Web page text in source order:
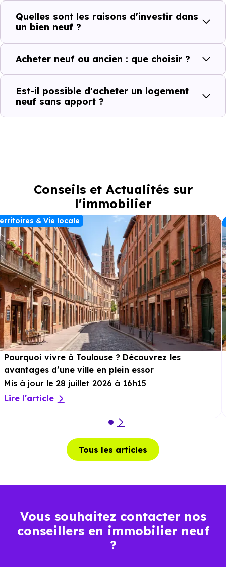
Quelles sont les raisons d'investir dans
un bien neuf ?
Acheter neuf ou ancien : que choisir ?
Est-il possible d'acheter un logement
neuf sans apport ?
Conseils et Actualités sur
l'immobilier
& Vie locale
Pourquoi vivre à Toulouse ? Découvrez les
avantages d’une ville en plein essor
Mis à jour le 28 juillet 2026 à 16h15
Lire l'article
Tous les articles
Vous souhaitez contacter nos
conseillers en immobilier neuf
?